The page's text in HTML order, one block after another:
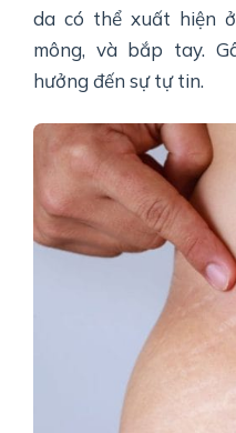
da có thể xuất hiện
mông, và bắp tay.
hưởng đến sự tự tin.